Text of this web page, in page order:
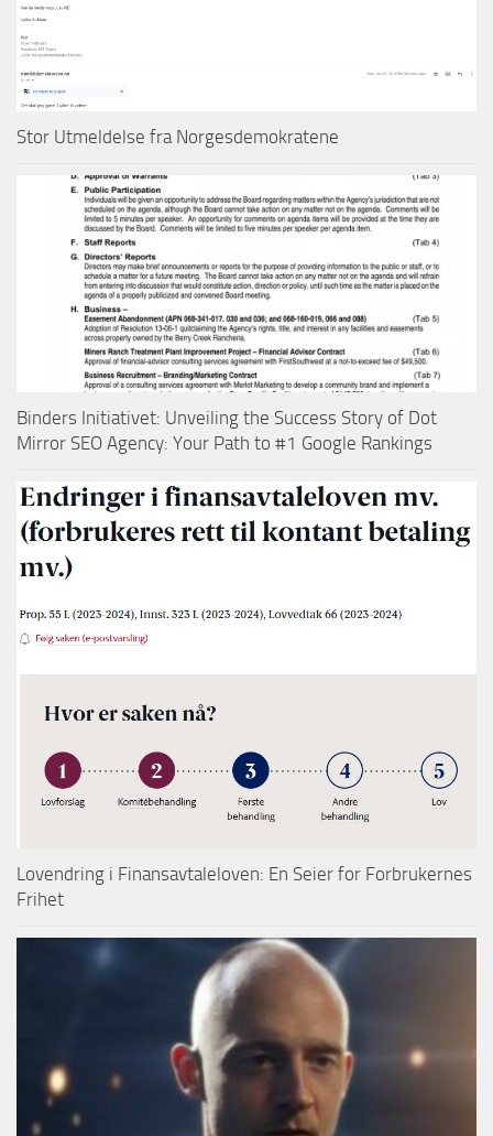
Stor Utmeldelse fra Norgesdemokratene
Binders Initiativet: Unveiling the Success Story of Dot
Mirror SEO Agency: Your Path to #1 Google Rankings
Lovendring i Finansavtaleloven: En Seier for Forbrukernes
Frihet